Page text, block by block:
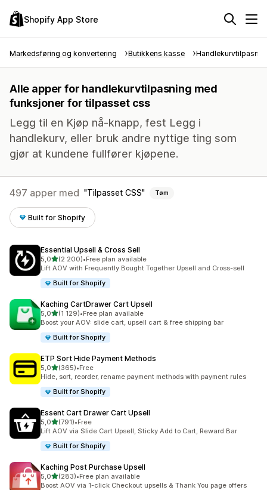
Shopify App Store
Markedsføring og konvertering Butikkens kasse
Alle apper for handlekurvtilpasning med
funksjoner for tilpasset css
Legg til en Kjøp nå-knapp, fest Legg i
handlekurv, eller bruk andre nyttige ting som
gjør at kundene fullfører kjøpene.
497 apper med Tilpasset CSS Tøm
Built for Shopify
Essential Upsell & Cross Sell
5,0av 5 stjerner
(2 200)
Totalt 2200 omtaler
•Free plan available
Lift AOV with Frequently Bought Together Upsell and Cross-sell
Built for Shopify
Kaching CartDrawer Cart Upsell
5,0av 5 stjerner
(1 129)
Totalt 1129 omtaler
•Free plan available
Boost your AOV: slide cart, upsell cart & free shipping bar
Built for Shopify
ETP Sort Hide Payment Methods
5,0av 5 stjerner
(365)
Totalt 365 omtaler
•Free
Hide, sort, reorder, rename payment methods with payment rules
Built for Shopify
Essent Cart Drawer Cart Upsell
5,0av 5 stjerner
(791)
Totalt 791 omtaler
•Free
Lift AOV via Slide Cart Upsell, Sticky Add to Cart, Reward Bar
Built for Shopify
Kaching Post Purchase Upsell
5,0av 5 stjerner
(283)
Totalt 283 omtaler
•Free plan available
Boost AOV via 1-click Checkout upsells & Thank You page offers